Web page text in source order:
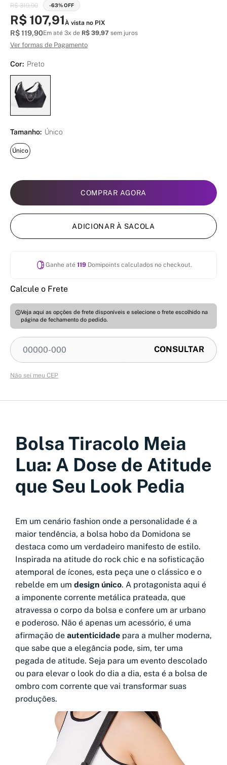
R$ 319,90 -63% OFF
R$ 107,91À vista no PIX
R$ 119,90Em até 3x de R$ 39,97 sem juros
Ver formas de Pagamento
Cor: Preto
Tamanho: Único
Único
COMPRAR AGORA
ADICIONAR À SACOLA
Ganhe até 119Domipoints calculados no checkout.
Calcule o Frete
Veja aqui as opções de frete disponíveis e selecione o frete escolhido na
página de fechamento do pedido.
Não sei meu CEP
Bolsa Tiracolo Meia
Lua: A Dose de Atitude
que Seu Look Pedia
Em um cenário fashion onde a personalidade é a
maior tendência, a bolsa hobo da Domidona se
destaca como um verdadeiro manifesto de estilo.
Inspirada na atitude do rock chic e na sofisticação
atemporal de ícones, esta peça une o clássico e o
rebelde em um design único. A protagonista aqui é
a imponente corrente metálica prateada, que
atravessa o corpo da bolsa e confere um ar urbano
e poderoso. Não é apenas um acessório, é uma
afirmação de autenticidade para a mulher moderna,
que sabe que a elegância pode, sim, ter uma
pegada de atitude. Seja para um evento descolado
ou para elevar o look do dia a dia, esta é a bolsa de
ombro com corrente que vai transformar suas
produções.